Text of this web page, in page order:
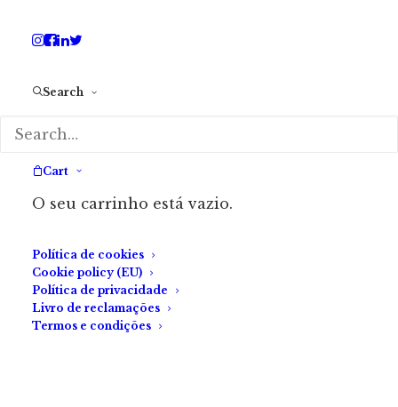
Search
Cart
O seu carrinho está vazio.
Política de cookies
Cookie policy (EU)
Política de privacidade
Livro de reclamações
Termos e condições
de Infância. Depois de lecionar alguns anos,
Redescobriu o gosto pela leitura e escrita.
conhecimentos.
Gostas de ler? Aqui, encontras
terror!